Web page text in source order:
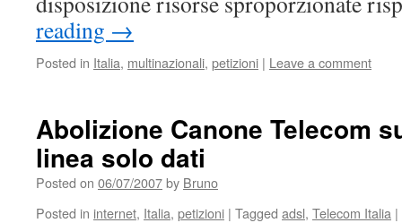
reading →
Posted in Italia, multinazionali, petizioni | Leave a comment
Abolizione Canone Telecom
linea solo dati
Posted on 06/07/2007by Bruno
Posted in internet, Italia, petizioni | Tagged adsl, Telecom Italia |